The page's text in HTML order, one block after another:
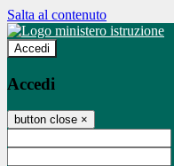
Salta al contenuto
Accedi
Accedi
button close ×